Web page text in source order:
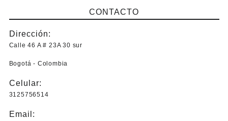
página
de
la
CONTACTO
Dirección:
Calle 46 A # 23A 30 sur
Bogotá - Colombia
Celular:
3125756514
Email: